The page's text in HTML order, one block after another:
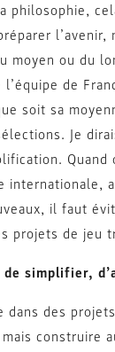
philosophie,
l’avenir,
moyen ou du
l’équipe de
soit sa
Je
Quand
internationale,
il faut
projets de jeu
de simplifier,
dans des
construire